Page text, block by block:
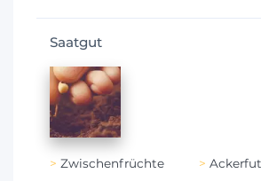
Saatgut
Zwischenfrüchte